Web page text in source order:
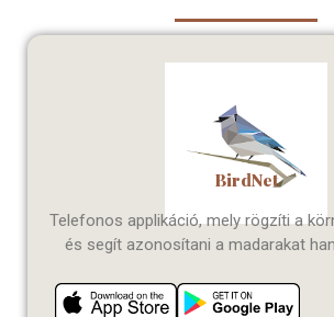
BirdNet
Telefonos applikáció, mely rögzíti a
és segít azonosítani a madarakat